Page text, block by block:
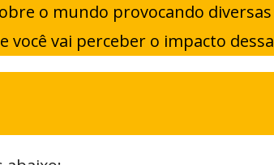
o mundo provocando
você vai perceber o impacto